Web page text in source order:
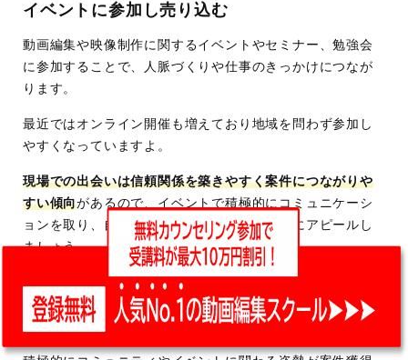
イベントに参加し売り込む
動画編集や映像制作に関するイベントやセミナー、勉強会
に参加することで、人脈づくりや仕事のきっかけにつなが
ります。
最近ではオンライン開催も増えており地域を問わず参加し
やすくなっていますよ。
現場での出会いは信頼関係を築きやすく案件につながりや
すい傾向があるので、イベントで積極的にコミュニケーシ
ョンを取り、自分のスキルや得意分野を自然にアピールし
ましょう。
名刺やポートフォリオのURLを準備しておくとスムーズ。
また、ほかのクリエイターとコラボレーションすることで
新たなチャンスが生まれる
こともあります。